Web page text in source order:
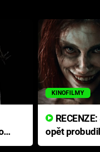
KINOFILMY
opět
přichází s